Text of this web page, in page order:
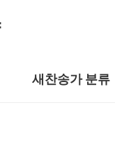
새찬송가 분류